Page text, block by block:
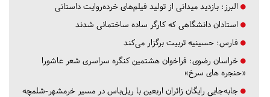
البرز: بازدید میدانی از تولید فیلم‌های خرده‌روایت داستانی
استادان دانشگاهی که کارگر ساده ساختمانی شدند
فارس: حسینیه تربیت برگزار می‌کند
خراسان رضوی: فراخوان هشتمین کنگره سراسری شعر عاشورا
«حنجره های سرخ»
جابه‌جایی رایگان زائران اربعین با ریل‌باس در مسیر خرمشهر-شلمچه